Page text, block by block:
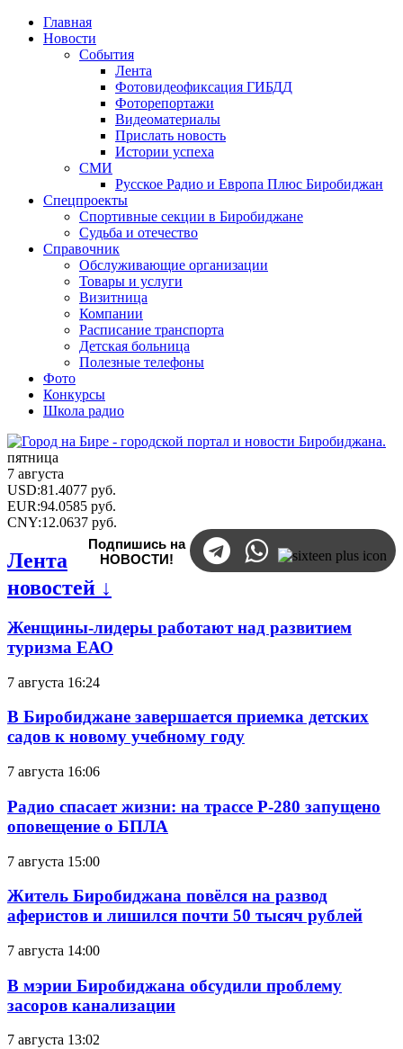
Главная
Новости
События
Лента
Фотовидеофиксация ГИБДД
Фоторепортажи
Видеоматериалы
Прислать новость
Истории успеха
СМИ
Русское Радио и Европа Плюс Биробиджан
Спецпроекты
Спортивные секции в Биробиджане
Судьба и отечество
Справочник
Обслуживающие организации
Товары и услуги
Визитница
Компании
Расписание транспорта
Детская больница
Полезные телефоны
Фото
Конкурсы
Школа радио
пятница
7 августа
USD:81.4077 руб.
EUR:94.0585 руб.
CNY:12.0637 руб.
Подпишись на
НОВОСТИ!
Лента
новостей ↓
Женщины-лидеры работают над развитием
туризма ЕАО
7 августа 16:24
В Биробиджане завершается приемка детских
садов к новому учебному году
7 августа 16:06
Радио спасает жизни: на трассе Р-280 запущено
оповещение о БПЛА
7 августа 15:00
Житель Биробиджана повёлся на развод
аферистов и лишился почти 50 тысяч рублей
7 августа 14:00
В мэрии Биробиджана обсудили проблему
засоров канализации
7 августа 13:02